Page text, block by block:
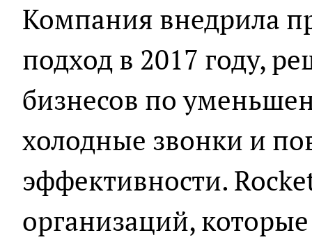
Компания внедрила
подход в 2017 году,
бизнесов по
холодные звонки и
эффективности.
организаций,